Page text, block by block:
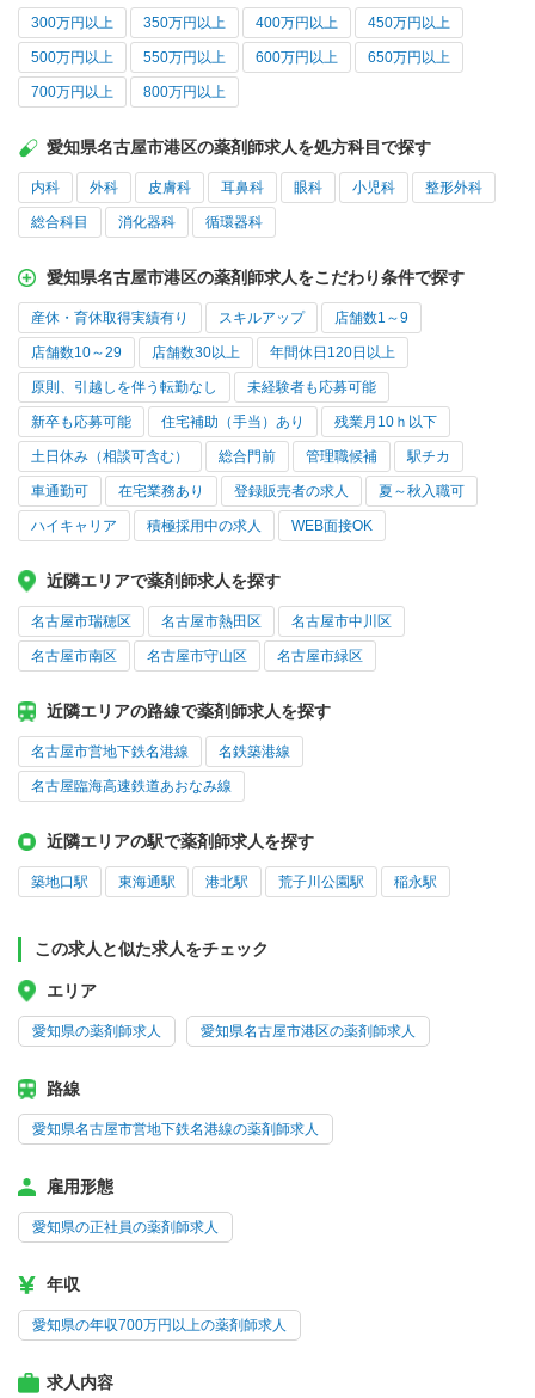
300万円以上 350万円以上 400万円以上 450万円以上
500万円以上 550万円以上 600万円以上 650万円以上
700万円以上 800万円以上
愛知県名古屋市港区の薬剤師求人を処方科目で探す
内科 外科 皮膚科 耳鼻科 眼科 小児科 整形外科
総合科目 消化器科 循環器科
愛知県名古屋市港区の薬剤師求人をこだわり条件で探す
産休・育休取得実績有り スキルアップ 店舗数1～9
店舗数10～29 店舗数30以上 年間休日120日以上
原則、引越しを伴う転勤なし 未経験者も応募可能
新卒も応募可能 住宅補助（手当）あり 残業月10ｈ以下
土日休み（相談可含む） 総合門前 管理職候補 駅チカ
車通勤可 在宅業務あり 登録販売者の求人 夏～秋入職可
ハイキャリア 積極採用中の求人 WEB面接OK
近隣エリアで薬剤師求人を探す
名古屋市瑞穂区 名古屋市熱田区 名古屋市中川区
名古屋市南区 名古屋市守山区 名古屋市緑区
近隣エリアの路線で薬剤師求人を探す
名古屋市営地下鉄名港線 名鉄築港線
名古屋臨海高速鉄道あおなみ線
近隣エリアの駅で薬剤師求人を探す
築地口駅 東海通駅 港北駅 荒子川公園駅 稲永駅
この求人と似た求人をチェック
エリア
愛知県の薬剤師求人 愛知県名古屋市港区の薬剤師求人
路線
愛知県名古屋市営地下鉄名港線の薬剤師求人
雇用形態
愛知県の正社員の薬剤師求人
年収
愛知県の年収700万円以上の薬剤師求人
求人内容